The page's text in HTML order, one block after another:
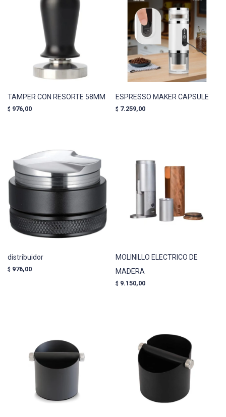
TAMPER CON RESORTE 58MM
$ 976,00
ESPRESSO MAKER CAPSULE
$ 7.259,00
distribuidor
$ 976,00
MOLINILLO ELECTRICO DE
MADERA
$ 9.150,00